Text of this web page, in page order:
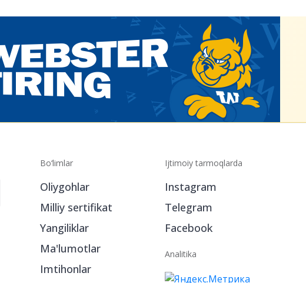
Bo‘limlar
Oliygohlar
Milliy sertifikat
Yangiliklar
Ma'lumotlar
Imtihonlar
Ijtimoiy tarmoqlarda
Instagram
Telegram
Facebook
Analitika